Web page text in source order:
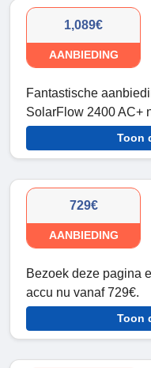
1,089€
AANBIEDING
Fantastische
SolarFlow 2400 AC+
Toon
729€
AANBIEDING
Bezoek deze pagina
accu nu vanaf 729€.
Toon